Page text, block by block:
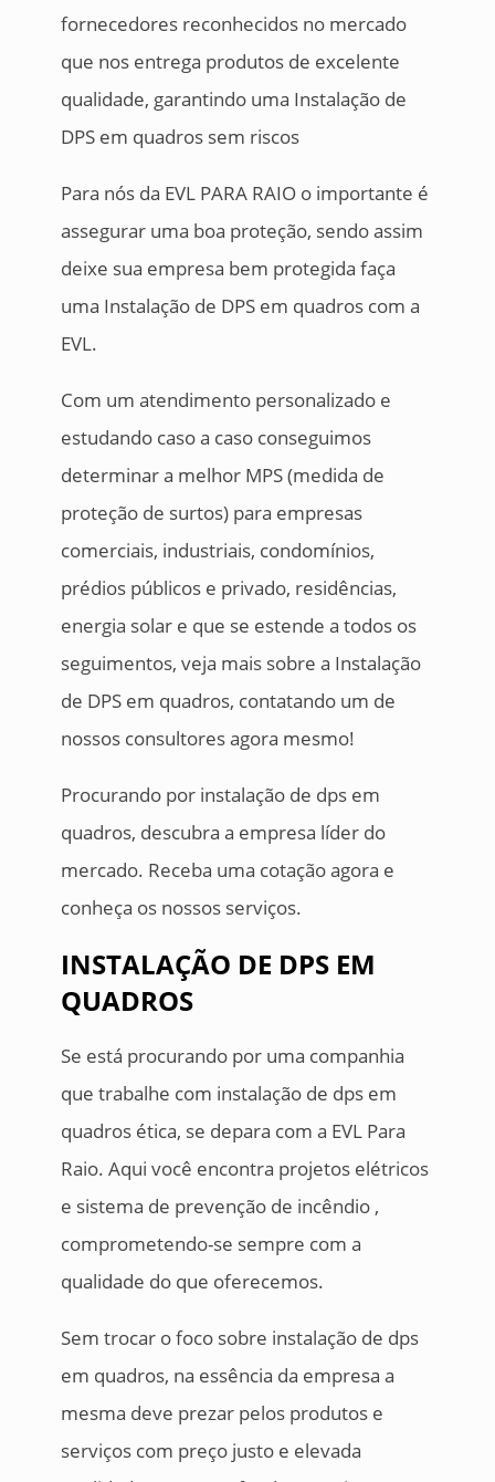
fornecedores reconhecidos no mercado
que nos entrega produtos de excelente
qualidade, garantindo uma Instalação de
DPS em quadros sem riscos
Para nós da EVL PARA RAIO o importante é
assegurar uma boa proteção, sendo assim
deixe sua empresa bem protegida faça
uma Instalação de DPS em quadros com a
EVL.
Com um atendimento personalizado e
estudando caso a caso conseguimos
determinar a melhor MPS (medida de
proteção de surtos) para empresas
comerciais, industriais, condomínios,
prédios públicos e privado, residências,
energia solar e que se estende a todos os
seguimentos, veja mais sobre a Instalação
de DPS em quadros, contatando um de
nossos consultores agora mesmo!
Procurando por instalação de dps em
quadros, descubra a empresa líder do
mercado. Receba uma cotação agora e
conheça os nossos serviços.
INSTALAÇÃO DE DPS EM
QUADROS
Se está procurando por uma companhia
que trabalhe com instalação de dps em
quadros ética, se depara com a EVL Para
Raio. Aqui você encontra projetos elétricos
e sistema de prevenção de incêndio ,
comprometendo-se sempre com a
qualidade do que oferecemos.
Sem trocar o foco sobre instalação de dps
em quadros, na essência da empresa a
mesma deve prezar pelos produtos e
serviços com preço justo e elevada